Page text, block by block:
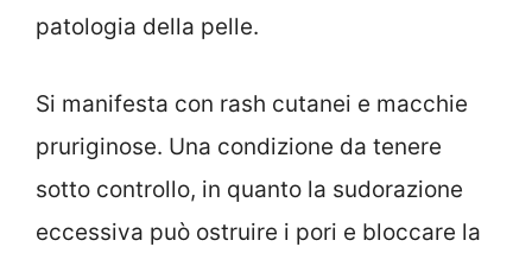
patologia della pelle.
Si manifesta con rash cutanei e macchie
pruriginose. Una condizione da tenere
sotto controllo, in quanto la sudorazione
eccessiva può ostruire i pori e bloccare la